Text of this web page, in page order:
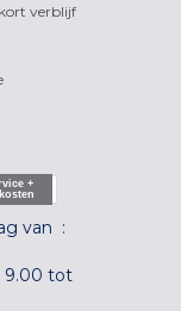
verblijf
+
van :
9.00 tot